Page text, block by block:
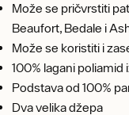
Može se pričvrstiti
Beaufort, Bedale i
Može se koristiti i
100% lagani poliamid
Podstava od 100%
Dva velika džepa